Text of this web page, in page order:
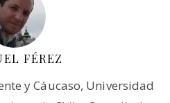
FÉREZ
y Cáucaso, Universidad